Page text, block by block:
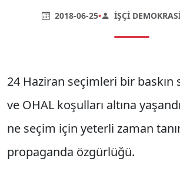
2018-06-25• İŞÇI
24 Haziran seçimleri bir baskın
ve OHAL koşulları altına
ne seçim için yeterli zaman
propaganda özgürlüğü.